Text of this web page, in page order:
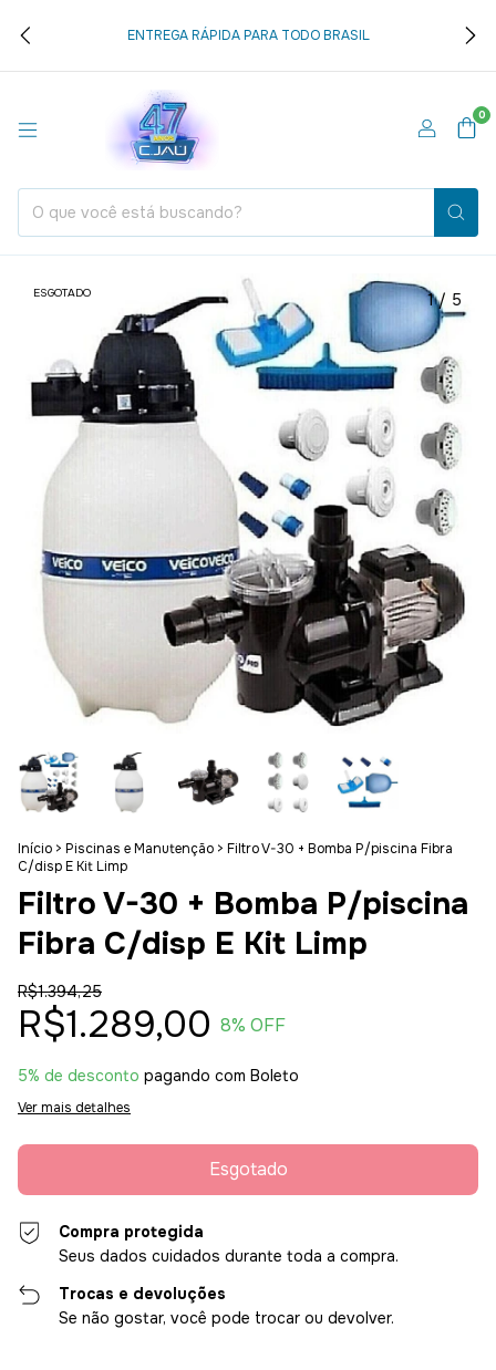
ENTREGA RÁPIDA PARA TODO BRASIL
0
ESGOTADO 1/ 5
Início > Piscinas e Manutenção > Filtro V-30 + Bomba P/piscina Fibra
C/disp E Kit Limp
Filtro V-30 + Bomba P/piscina
Fibra C/disp E Kit Limp
R$1.394,25
R$1.289,00 8% OFF
5% de desconto pagando com Boleto
Ver mais detalhes
Compra protegida
Seus dados cuidados durante toda a compra.
Trocas e devoluções
Se não gostar, você pode trocar ou devolver.